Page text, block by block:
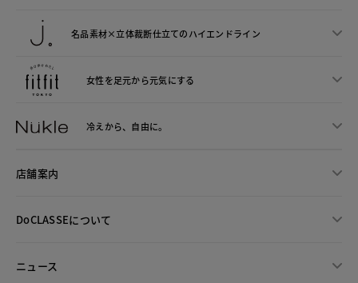
名品素材×立体裁断仕立てのハイエンドライン
女性を足元から元気にする
冷えから、 自由に。
店舗案内
DoCLASSEについて
ニュース